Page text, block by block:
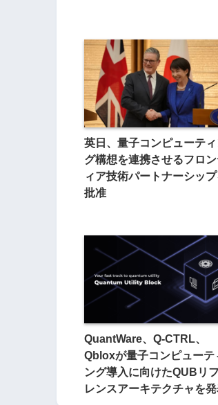
英日、量子コンピューテ
グ構想を連携させるフロ
ィア技術パートナーシッ
批准
QuantWare、Q-CTRL、
Qbloxが量子コンピューテ
ング導入に向けたQUBリ
レンスアーキテクチャを